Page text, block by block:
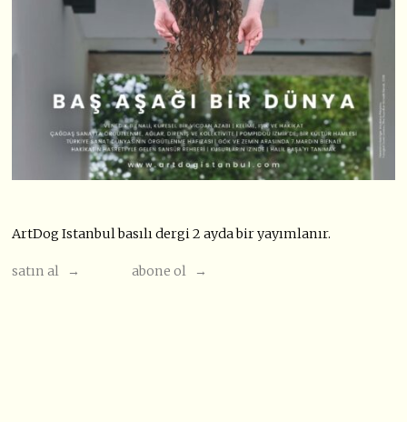
ArtDog Istanbul basılı dergi 2 ayda bir yayımlanır.
satın al → abone ol →